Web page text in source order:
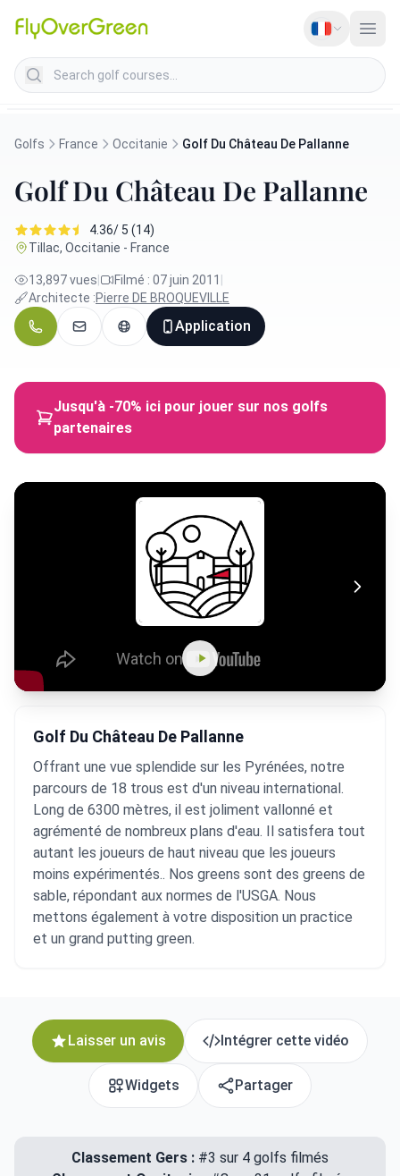
Search golf courses
Golfs France Occitanie Golf Du Château De Pallanne
Golf Du Château De Pallanne
4.36/ 5 (14)
Tillac, Occitanie - France
13,897 vues Filmé : 07 juin 2011
Architecte :Pierre DE BROQUEVILLE
Application
Jusqu'à -70% ici pour jouer sur nos golfs
partenaires
Golf Du Château De Pallanne
Offrant une vue splendide sur les Pyrénées, notre
parcours de 18 trous est d'un niveau international.
Long de 6300 mètres, il est joliment vallonné et
agrémenté de nombreux plans d'eau. Il satisfera tout
autant les joueurs de haut niveau que les joueurs
moins expérimentés.. Nos greens sont des greens de
sable, répondant aux normes de l'USGA. Nous
mettons également à votre disposition un practice
et un grand putting green.
Laisser un avis Intégrer cette vidéo
Widgets Partager
Classement Gers : #3 sur 4 golfs filmés